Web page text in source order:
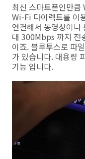
최신 스마트폰인만
Wi-Fi 다이렉트를 이
연결해서 동영상이나
대 300Mbps 까지 전
이죠. 블루투스로 파
가 있습니다. 대용량
기능 입니다.